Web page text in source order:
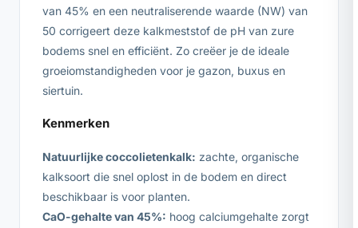
van 45% en een neutraliserende waarde (NW) van
50 corrigeert deze kalkmeststof de pH van zure
bodems snel en efficiënt. Zo creëer je de ideale
groeiomstandigheden voor je gazon, buxus en
siertuin.
Kenmerken
Natuurlijke coccolietenkalk: zachte, organische
kalksoort die snel oplost in de bodem en direct
beschikbaar is voor planten.
CaO-gehalte van 45%: hoog calciumgehalte zorgt